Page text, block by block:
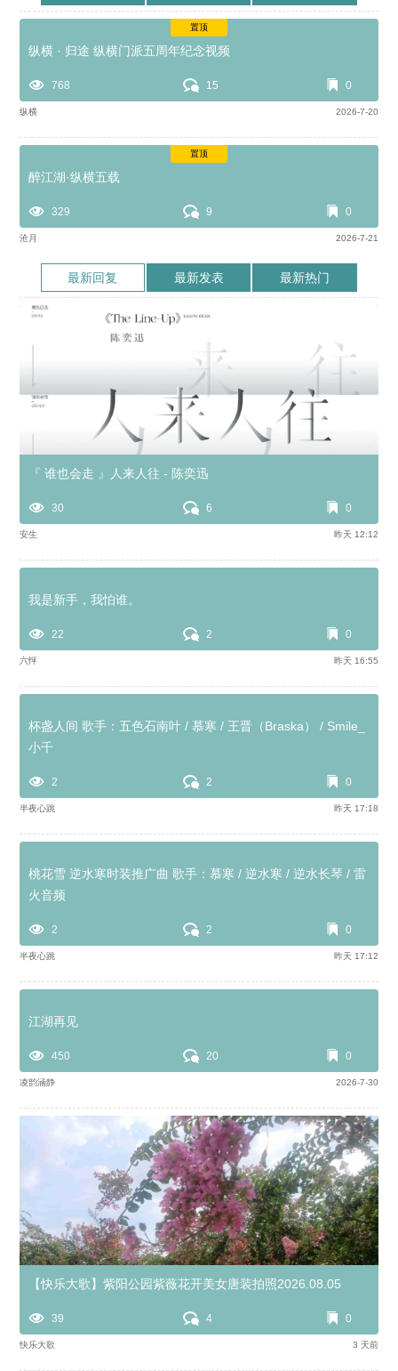
置顶
纵横 · 归途 纵横门派五周年纪念视频
768 15 0
纵横 2026-7-20
置顶
醉江湖·纵横五载
329 9 0
沧月 2026-7-21
最新回复 最新发表 最新热门
『 谁也会走 』人来人往 - 陈奕迅
30 6 0
安生 昨天 12:12
我是新手，我怕谁。
22 2 0
六怦 昨天 16:55
杯盏人间 歌手：五色石南叶 / 慕寒 / 王晋（Braska） / Smile_
小千
2 2 0
半夜心跳 昨天 17:18
桃花雪 逆水寒时装推广曲 歌手：慕寒 / 逆水寒 / 逆水长琴 / 雷
火音频
2 2 0
半夜心跳 昨天 17:12
江湖再见
450 20 0
凌韵涵静 2026-7-30
【快乐大歌】紫阳公园紫薇花开美女唐装拍照2026.08.05
39 4 0
快乐大歌 3 天前